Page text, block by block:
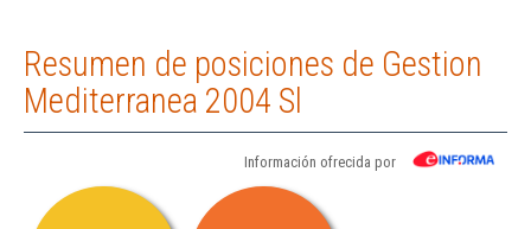
Resumen de posiciones de Gestion
Mediterranea 2004 Sl
Información ofrecida por